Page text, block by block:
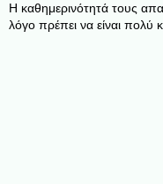
Η καθημερινότητά τους
λόγο πρέπει να είναι πολύ